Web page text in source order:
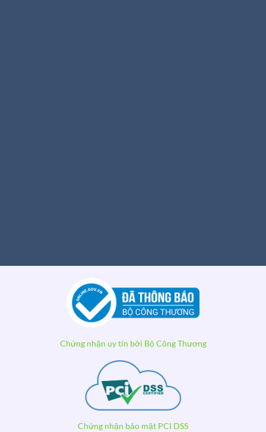
Chứng nhận uy tín bởi Bộ Công Thương
Chứng nhận bảo mật PCI DSS